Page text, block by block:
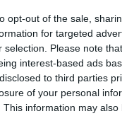
opt-out of the sale,
for targeted
selection. Please note
interest-based ads
to third parties
of your personal
This information may
2026 16:06
dla milionów
wciąż można
2026 12:56